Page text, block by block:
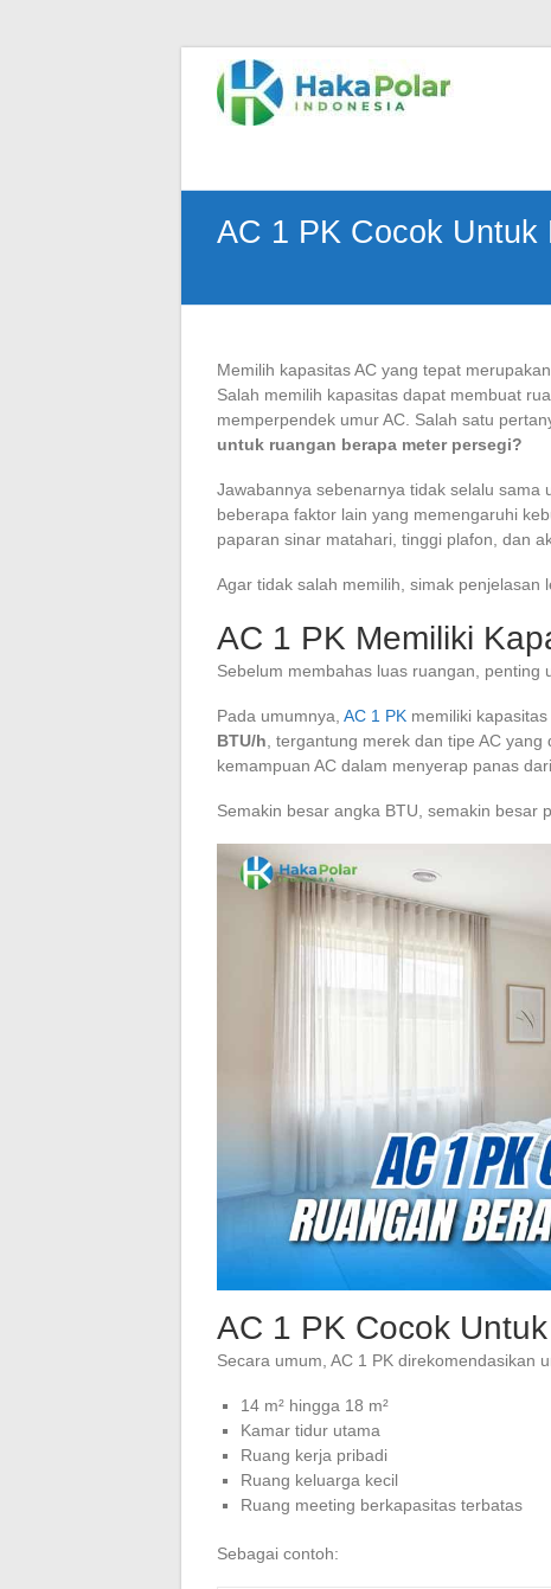
content
Telp
:
:
IG
AC 1 PK Cocok Untuk
Memilih kapasitas AC yang tepat
Salah memilih kapasitas dapat membuat
memperpendek umur AC. Salah satu
untuk ruangan berapa meter persegi?
Jawabannya sebenarnya tidak selalu sama
beberapa faktor lain yang memengaruhi
paparan sinar matahari, tinggi plafon, dan
Agar tidak salah memilih, simak penjelasan
AC 1 PK Memiliki
Sebelum membahas luas ruangan, penting
Pada umumnya, AC 1 PK memiliki
BTU/h , tergantung merek dan tipe AC
kemampuan AC dalam menyerap panas
Semakin besar angka BTU, semakin besar
AC 1 PK Cocok
Secara umum, AC 1 PK direkomendasikan
14 m² hingga 18 m²
Kamar tidur utama
Ruang kerja pribadi
Ruang keluarga kecil
Ruang meeting berkapasitas terbatas
Sebagai contoh: